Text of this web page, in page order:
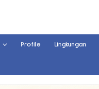
Profile Lingkungan